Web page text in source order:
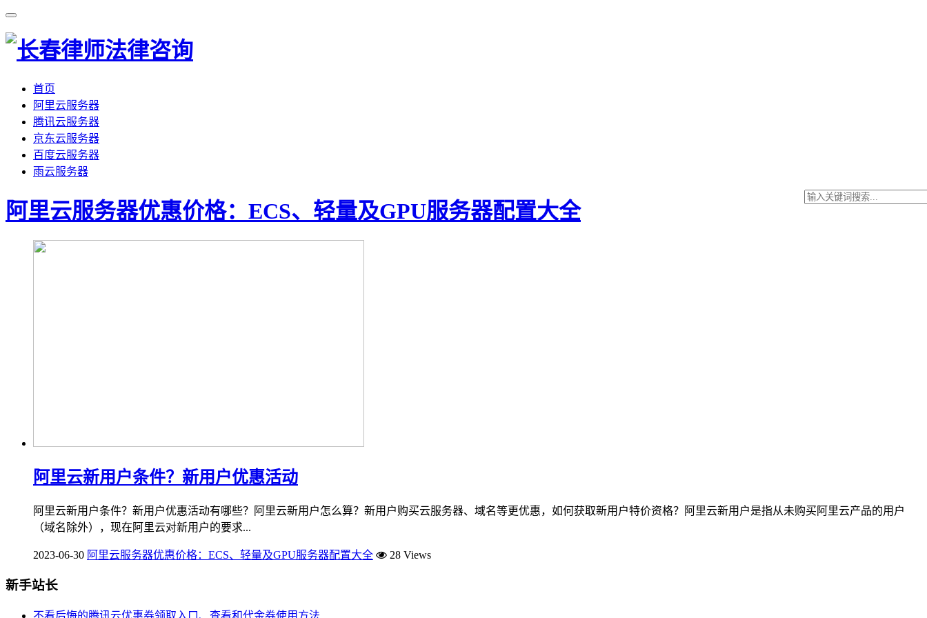
首页
阿里云服务器
腾讯云服务器
京东云服务器
百度云服务器
雨云服务器
阿里云服务器优惠价格：ECS、轻量及GPU服务器配置大全
阿里云新用户条件？新用户优惠活动
阿里云新用户条件？新用户优惠活动有哪些？阿里云新用户怎么算？新用户购买云服务器、域名等更优惠，如何获取新用户特价资格？阿里云新用户是指从未购买阿里云产品的用户
（域名除外），现在阿里云对新用户的要求...
2023-06-30 阿里云服务器优惠价格：ECS、轻量及GPU服务器配置大全 28 Views
新手站长
不看后悔的腾讯云优惠券领取入口、查看和代金券使用方法